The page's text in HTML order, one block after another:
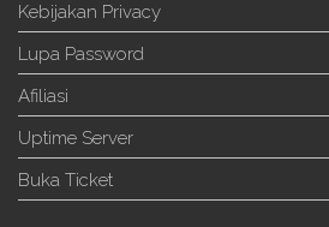
Kebijakan Privacy
Lupa Password
Afiliasi
Uptime Server
Buka Ticket